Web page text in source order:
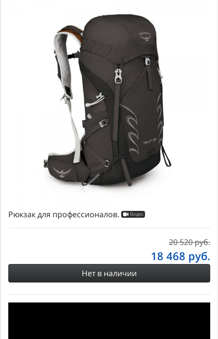
Рюкзак для профессионалов. Видео
20 520 руб.
18 468 руб.
Нет в наличии